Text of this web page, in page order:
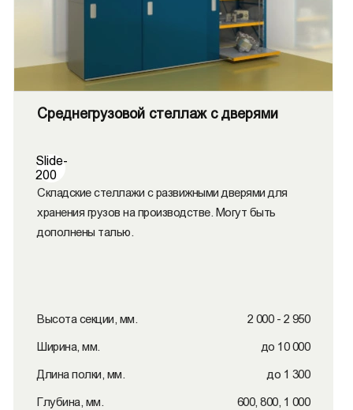
Среднегрузовой стеллаж с дверями
Slide-
200
Складские стеллажи с развижными дверями для
хранения грузов на производстве. Могут быть
дополнены талью.
Высота секции, мм. 2 000 - 2 950
Ширина, мм. до 10 000
Длина полки, мм. до 1 300
Глубина, мм. 600, 800, 1 000